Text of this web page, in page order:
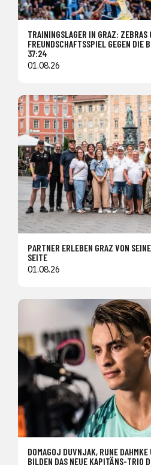
TRAININGSLAGER IN GRAZ: ZEBRAS
FREUNDSCHAFTSSPIEL GEGEN DIE
37:24
01.08.26
PARTNER ERLEBEN GRAZ VON
SEITE
01.08.26
DOMAGOJ DUVNJAK, RUNE
BILDEN DAS NEUE KAPITÄNS-TRIO